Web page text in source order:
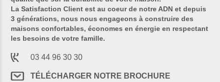
La Satisfaction Client est au coeur de notre ADN et depuis
3 générations, nous nous engageons à construire des
maisons confortables, économes en énergie en respectant
les besoins de votre famille.
03 44 96 30 30
TÉLÉCHARGER NOTRE BROCHURE